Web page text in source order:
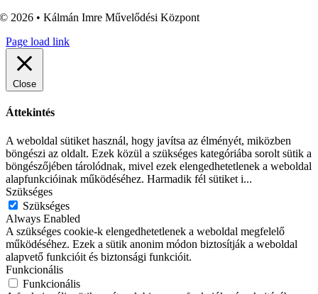
© 2026 • Kálmán Imre Művelődési Központ
Page load link
Close
Áttekintés
A weboldal sütiket használ, hogy javítsa az élményét, miközben
böngészi az oldalt. Ezek közül a szükséges kategóriába sorolt sütik a
böngészőjében tárolódnak, mivel ezek elengedhetetlenek a weboldal
alapfunkcióinak működéséhez. Harmadik fél sütiket i...
Szükséges
Szükséges
Always Enabled
A szükséges cookie-k elengedhetetlenek a weboldal megfelelő
működéséhez. Ezek a sütik anonim módon biztosítják a weboldal
alapvető funkcióit és biztonsági funkcióit.
Funkcionális
Funkcionális